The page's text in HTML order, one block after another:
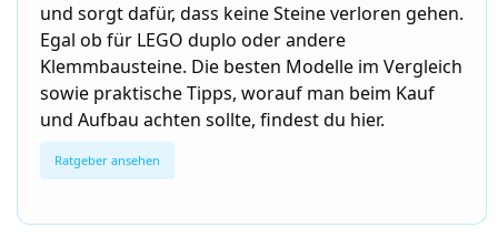
und sorgt dafür, dass keine Steine verloren gehen.
Egal ob für LEGO duplo oder andere
Klemmbausteine. Die besten Modelle im Vergleich
sowie praktische Tipps, worauf man beim Kauf
und Aufbau achten sollte, findest du hier.
Ratgeber ansehen